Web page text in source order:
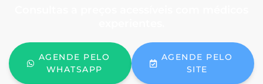
AGENDE PELO
WHATSAPP
AGENDE PELO
SITE